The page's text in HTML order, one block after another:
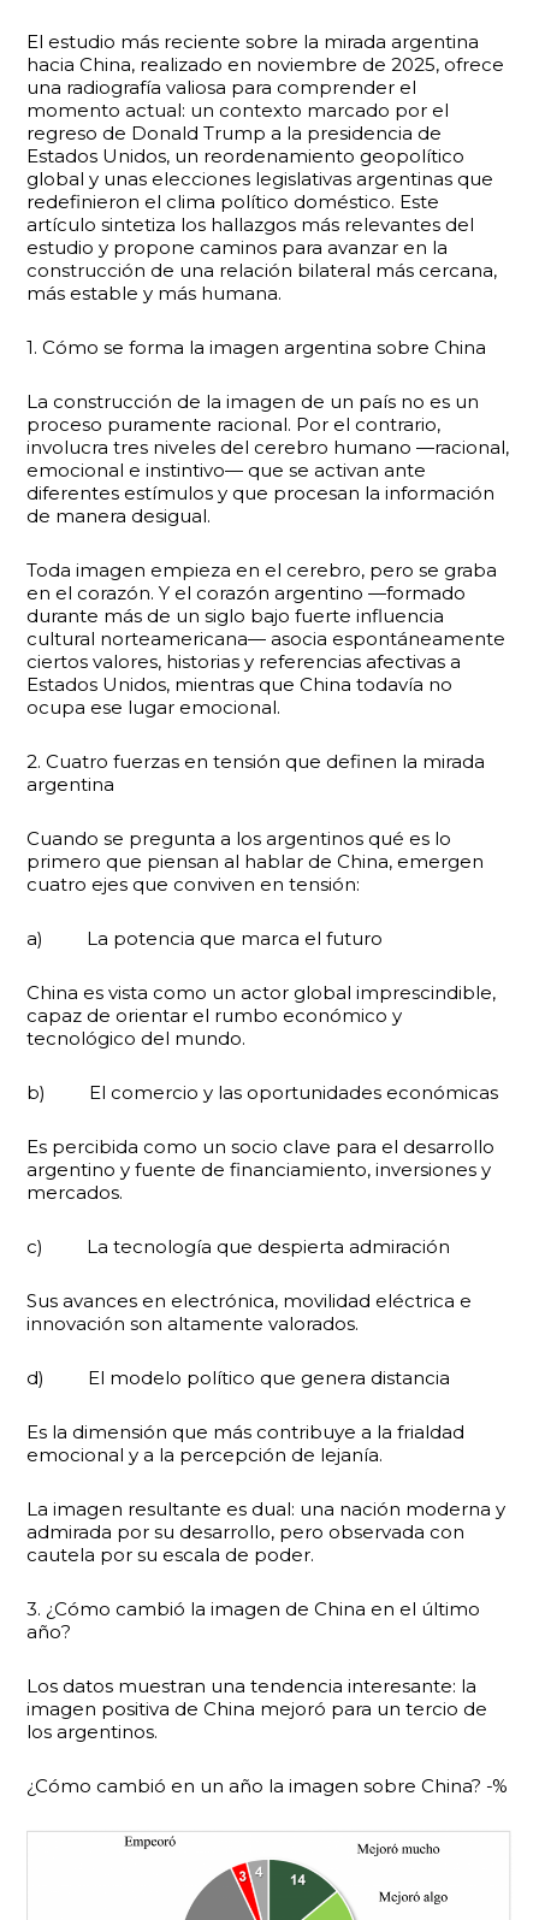
El estudio más reciente sobre la mirada argentina
hacia China, realizado en noviembre de 2025, ofrece
una radiografía valiosa para comprender el
momento actual: un contexto marcado por el
regreso de Donald Trump a la presidencia de
Estados Unidos, un reordenamiento geopolítico
global y unas elecciones legislativas argentinas que
redefinieron el clima político doméstico. Este
artículo sintetiza los hallazgos más relevantes del
estudio y propone caminos para avanzar en la
construcción de una relación bilateral más cercana,
más estable y más humana.
1. Cómo se forma la imagen argentina sobre China
La construcción de la imagen de un país no es un
proceso puramente racional. Por el contrario,
involucra tres niveles del cerebro humano —racional,
emocional e instintivo— que se activan ante
diferentes estímulos y que procesan la información
de manera desigual.
Toda imagen empieza en el cerebro, pero se graba
en el corazón. Y el corazón argentino —formado
durante más de un siglo bajo fuerte influencia
cultural norteamericana— asocia espontáneamente
ciertos valores, historias y referencias afectivas a
Estados Unidos, mientras que China todavía no
ocupa ese lugar emocional.
2. Cuatro fuerzas en tensión que definen la mirada
argentina
Cuando se pregunta a los argentinos qué es lo
primero que piensan al hablar de China, emergen
cuatro ejes que conviven en tensión:
a) La potencia que marca el futuro
China es vista como un actor global imprescindible,
capaz de orientar el rumbo económico y
tecnológico del mundo.
b) El comercio y las oportunidades económicas
Es percibida como un socio clave para el desarrollo
argentino y fuente de financiamiento, inversiones y
mercados.
c) La tecnología que despierta admiración
Sus avances en electrónica, movilidad eléctrica e
innovación son altamente valorados.
d) El modelo político que genera distancia
Es la dimensión que más contribuye a la frialdad
emocional y a la percepción de lejanía.
La imagen resultante es dual: una nación moderna y
admirada por su desarrollo, pero observada con
cautela por su escala de poder.
3. ¿Cómo cambió la imagen de China en el último
año?
Los datos muestran una tendencia interesante: la
imagen positiva de China mejoró para un tercio de
los argentinos.
¿Cómo cambió en un año la imagen sobre China? -%